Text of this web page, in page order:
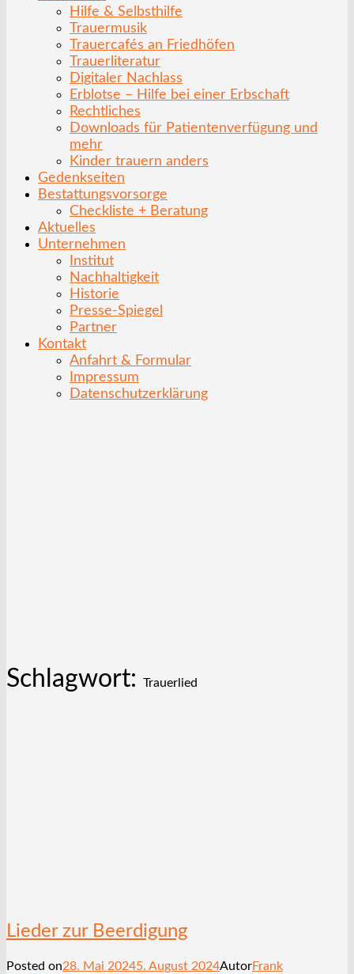
Hilfe & Selbsthilfe
Trauermusik
Trauercafés an Friedhöfen
Trauerliteratur
Digitaler Nachlass
Erblotse – Hilfe bei einer Erbschaft
Rechtliches
Downloads für Patientenverfügung und
mehr
Kinder trauern anders
Gedenkseiten
Bestattungsvorsorge
Checkliste + Beratung
Aktuelles
Unternehmen
Institut
Nachhaltigkeit
Historie
Presse-Spiegel
Partner
Kontakt
Anfahrt & Formular
Impressum
Datenschutzerklärung
Schlagwort: Trauerlied
Lieder zur Beerdigung
Posted on28. Mai 20245. August 2024AutorFrank